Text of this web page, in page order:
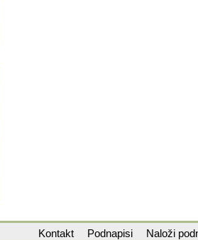
Kontakt Podnapisi Naloži